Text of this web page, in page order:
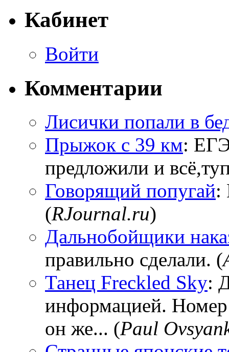
Кабинет
Войти
Комментарии
Лисички попали в
Прыжок с 39 км:
предложили и
Говорящий попугай:
(RJournal.ru)
Дальнобойщики
правильно сделали. (
Танец Freckled Sky:
информацией.
он же... (Paul